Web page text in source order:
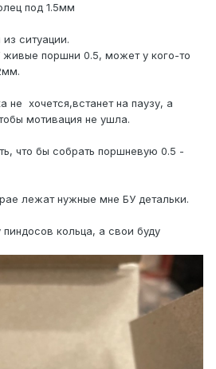
под 1.5мм
ситуации.
живые поршни 0.5, может у кого-то
не хочется,встанет на паузу, а
мотивация не ушла.
что бы собрать поршневую 0.5 -
лежат нужные мне БУ детальки.
кольца, а свои буду